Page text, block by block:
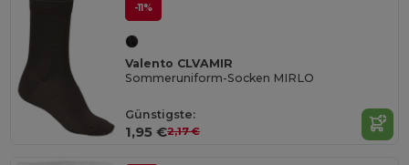
-11%
Valento CLVAMIR
Sommeruniform-Socken MIRLO
Günstigste:
1,95 €2,17 €